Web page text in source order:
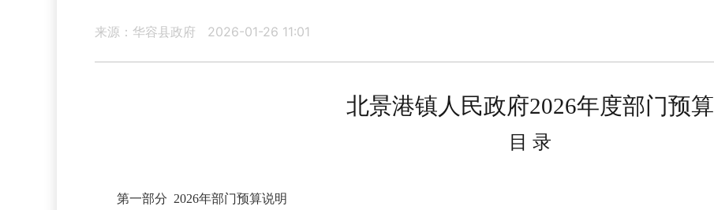
来源：华容县政府 2026-01-26 11:01
北景港镇人民政府2026年度部门预算
目 录
第一部分 2026年部门预算说明